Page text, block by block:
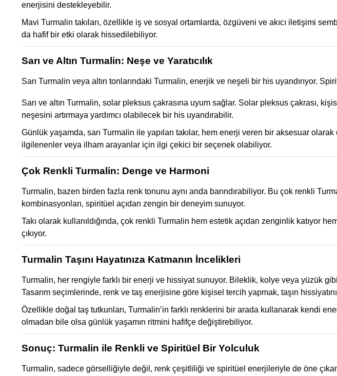
enerjisini destekleyebilir.
Mavi Turmalin takıları, özellikle iş ve sosyal ortamlarda, özgüveni ve akıcı iletişimi
da hafif bir etki olarak hissedilebiliyor.
Sarı ve Altın Turmalin: Neşe ve Yaratıcılık
Sarı Turmalin veya altın tonlarındaki Turmalin, enerjik ve neşeli bir his uyandırıyor.
Sarı ve altın Turmalin, solar pleksus çakrasına uyum sağlar. Solar pleksus çakrası,
neşesini artırmaya yardımcı olabilecek bir his uyandırabilir.
Günlük yaşamda, sarı Turmalin ile yapılan takılar, hem enerji veren bir aksesuar
ilgilenenler veya ilham arayanlar için ilgi çekici bir seçenek olabiliyor.
Çok Renkli Turmalin: Denge ve Harmoni
Turmalin, bazen birden fazla renk tonunu aynı anda barındırabiliyor. Bu çok renkli
kombinasyonları, spiritüel açıdan zengin bir deneyim sunuyor.
Takı olarak kullanıldığında, çok renkli Turmalin hem estetik açıdan zenginlik katıyor
çıkıyor.
Turmalin Taşını Hayatınıza Katmanın İncelikleri
Turmalin, her rengiyle farklı bir enerji ve hissiyat sunuyor. Bileklik, kolye veya yüzük
Tasarım seçimlerinde, renk ve taş enerjisine göre kişisel tercih yapmak, taşın
Özellikle doğal taş tutkunları, Turmalin’in farklı renklerini bir arada kullanarak kendi
olmadan bile olsa günlük yaşamın ritmini hafifçe değiştirebiliyor.
Sonuç: Turmalin ile Renkli ve Spiritüel Bir Yolculuk
Turmalin, sadece görselliğiyle değil, renk çeşitliliği ve spiritüel enerjileriyle de öne